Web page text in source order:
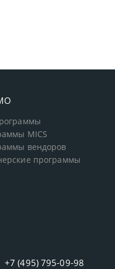
MICS
вендоров
программы
+7 (495) 795-09-98